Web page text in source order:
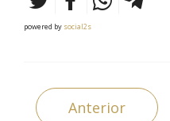
powered by social2s
Anterior